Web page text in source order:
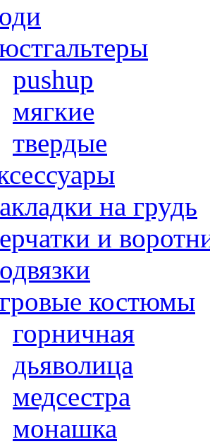
pushup
мягкие
твердые
на грудь
и
костюмы
горничная
дьяволица
медсестра
монашка